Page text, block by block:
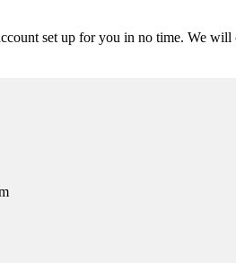
set up for you in no time. We